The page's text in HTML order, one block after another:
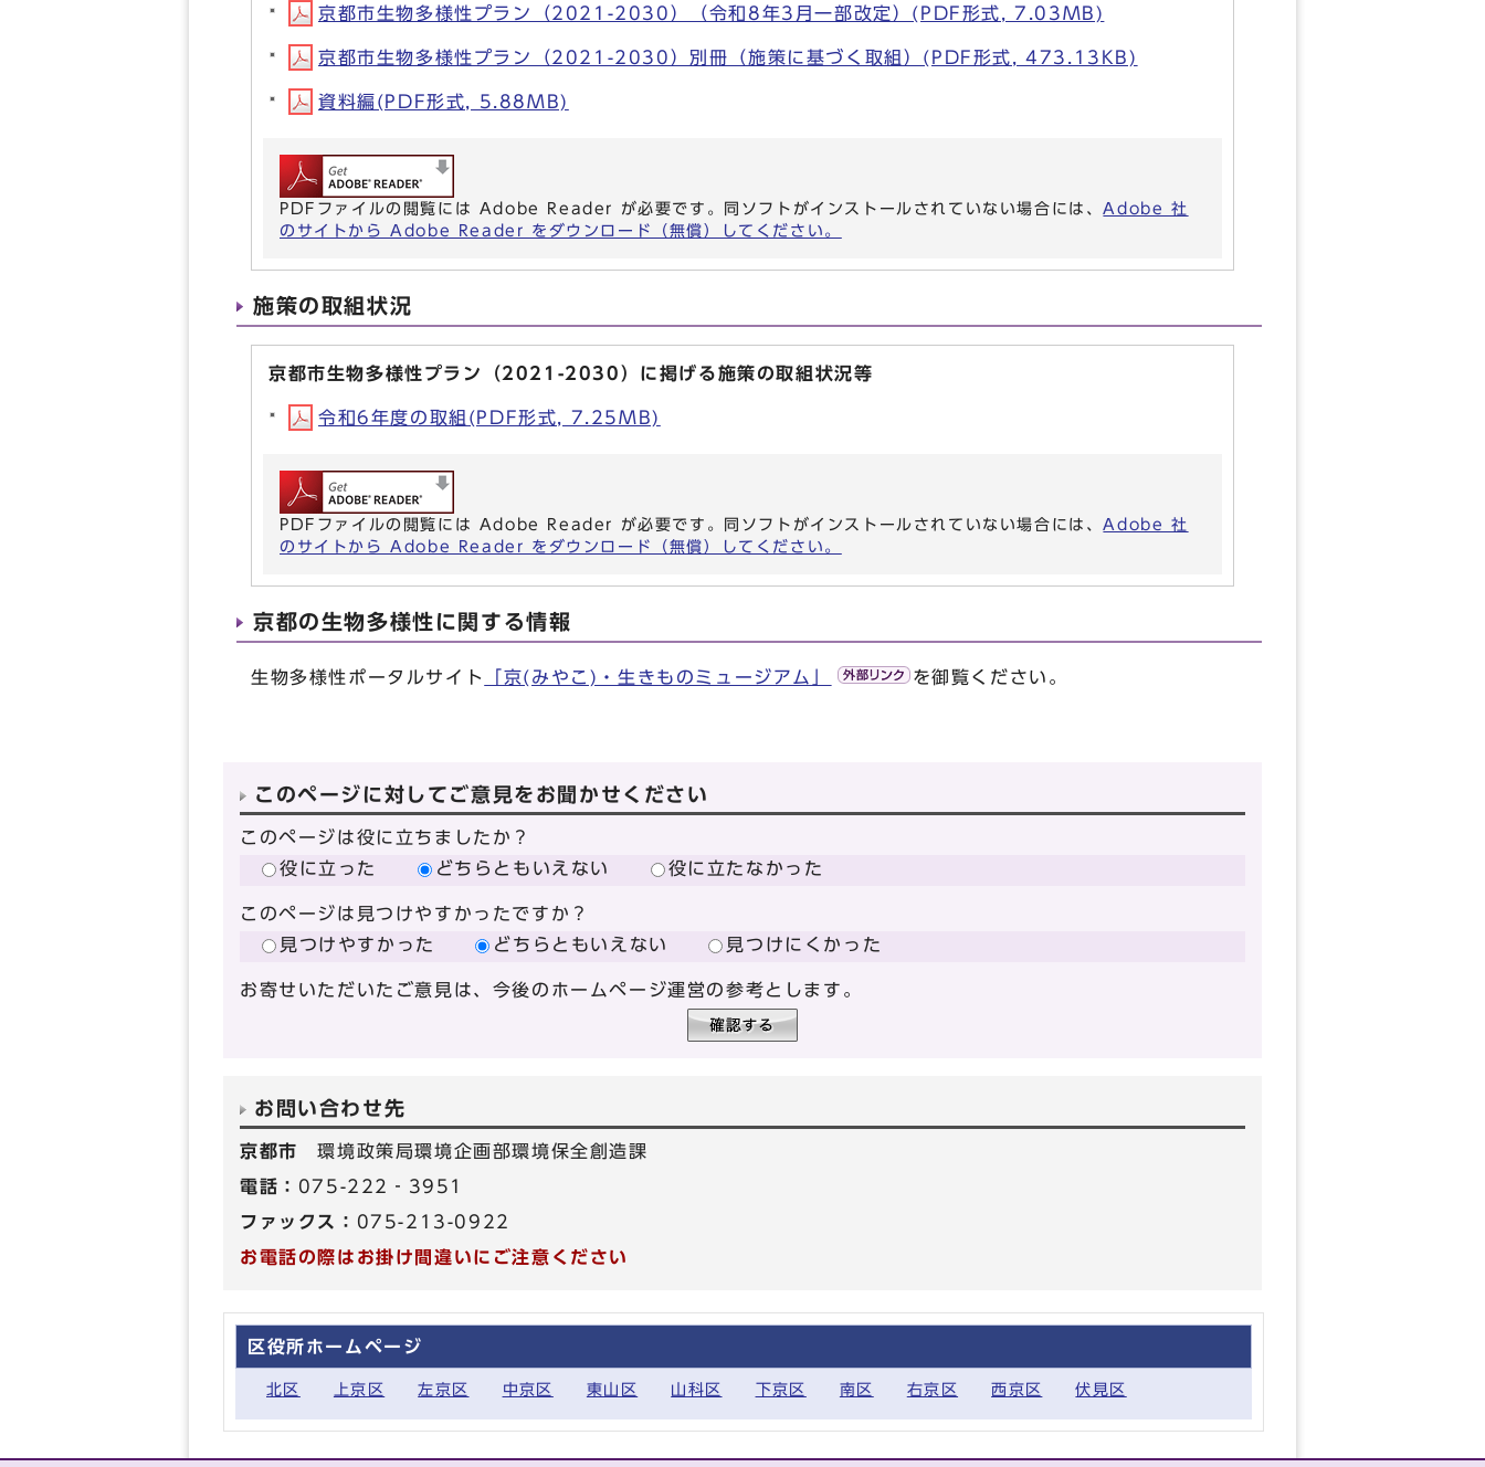
京都市生物多様性プラン（2021-2030）（令和8年3月一部改定）(PDF形式, 7.03MB)
京都市生物多様性プラン（2021-2030）別冊（施策に基づく取組）(PDF形式, 473.13KB)
資料編(PDF形式, 5.88MB)
PDFファイルの閲覧には Adobe Reader が必要です。同ソフトがインストールされていない場合には、Adobe 社
のサイトから Adobe Reader をダウンロード（無償）してください。
施策の取組状況
京都市生物多様性プラン（2021-2030）に掲げる施策の取組状況等
令和6年度の取組(PDF形式, 7.25MB)
PDFファイルの閲覧には Adobe Reader が必要です。同ソフトがインストールされていない場合には、Adobe 社
のサイトから Adobe Reader をダウンロード（無償）してください。
京都の生物多様性に関する情報
生物多様性ポータルサイト 「京(みやこ)・生きものミュージアム」 を御覧ください。
このページに対してご意見をお聞かせください
このページは役に立ちましたか？
役に立った
どちらともいえない 役に立たなかった
このページは見つけやすかったですか？
見つけやすかった
どちらともいえない 見つけにくかった
お寄せいただいたご意見は、今後のホームページ運営の参考とします。
お問い合わせ先
京都市環境政策局環境企画部環境保全創造課
電話： 075-222‐3951
ファックス： 075-213-0922
お電話の際はお掛け間違いにご注意ください
区役所ホームページ
北区 上京区 左京区 中京区 東山区 山科区 下京区 南区 右京区 西京区 伏見区